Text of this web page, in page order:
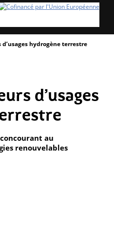
d’usages hydrogène terrestre
d’usages
au
renouvelables